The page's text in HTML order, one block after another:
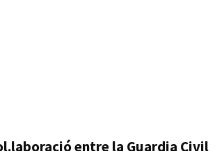
entre la Guardia Civil